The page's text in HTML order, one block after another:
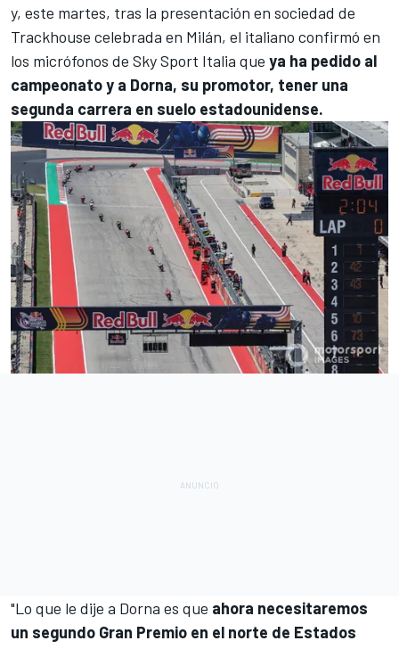
y, este martes, tras la presentación en sociedad de
Trackhouse celebrada en Milán, el italiano confirmó en
los micrófonos de Sky Sport Italia que ya ha pedido al
campeonato y a Dorna, su promotor, tener una
segunda carrera en suelo estadounidense.
"Lo que le dije a Dorna es que ahora necesitaremos
un segundo Gran Premio en el norte de Estados